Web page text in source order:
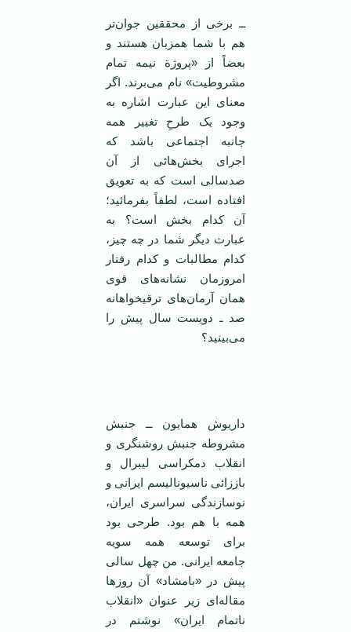
ــ برخی از محققین جوان‌تر
هم با شما همزبان هستند و
بعضاً از «پروژة نیمه تمام
مشروطیت» نام می‌برند. اگر
معنای این عبارت اشاره به
وجود یک طرحِ تغییر همه
جانبه اجتماعی باشد که
اجرای بخش‌هائی از آن
صدسالی است که به تعویق
افتاده است، لطفاً بفرمائید؛
آن کدام بخش است؟ به
عبارت دیگر شما در چه چیز،
کدام مطالبات و کدام رفتار
امروزمان نشانه‌های قوی‌‌
همان آرمان‌های ترقیخواهانه
صد ـ دویست سال پیش را
می‌بینید؟
داریوش همایون ــ جنبش
مشروطه جنبش روشنگری و
انقلاب دمکراسی لیبرال و
باززائی ناسیونالیسم ایرانی و
نوسازندگی سراسری ایران،
همه با هم بود. طرحی بود
برای توسعه همه سویه
جامعه ایرانی. من چهل سالی
پیش در «بامشاد» آن روز‌ها
مقاله‌‌ای زیر عنوان «انقلاب
نا‌تمام ایران» نوشتم در